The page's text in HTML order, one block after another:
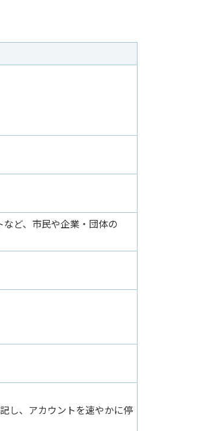
ど、市民や企業・団体の
し、アカウントを速やかに停